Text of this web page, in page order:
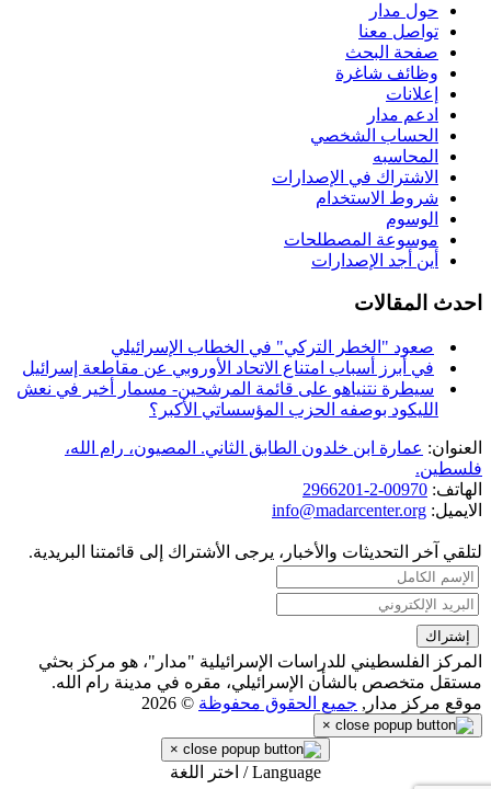
حول مدار
تواصل معنا
صفحة البحث
وظائف شاغرة
إعلانات
ادعم مدار
الحساب الشخصي
المحاسبه
الاشتراك في الإصدارات
شروط الاستخدام
الوسوم
موسوعة المصطلحات
أين أجد الإصدارات
احدث المقالات
صعود "الخطر التركي" في الخطاب الإسرائيلي
في أبرز أسباب امتناع الاتحاد الأوروبي عن مقاطعة إسرائيل
سيطرة نتنياهو على قائمة المرشحين- مسمار أخير في نعش
الليكود بوصفه الحزب المؤسساتي الأكبر؟
العنوان: عمارة ابن خلدون الطابق الثاني. المصيون، رام الله،
فلسطين.
الهاتف: 00970-2-2966201
الايميل: info@madarcenter.org
لتلقي آخر التحديثات والأخبار، يرجى الأشتراك إلى قائمتنا البريدية.
المركز الفلسطيني للدراسات الإسرائيلية "مدار"، هو مركز بحثي
مستقل متخصص بالشأن الإسرائيلي، مقره في مدينة رام الله.
موقع مركز مدار, جميع الحقوق محفوظة © 2026
×
×
Language / اختر اللغة